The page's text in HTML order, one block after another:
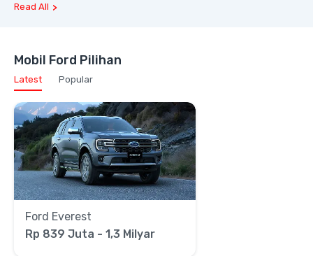
Read All
Mobil Ford Pilihan
Latest Popular
Ford Everest
Rp 839 Juta - 1,3 Milyar